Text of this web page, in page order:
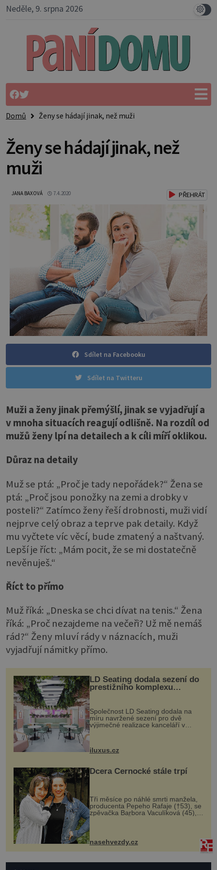
Neděle, 9. srpna 2026
Domů Ženy se hádají jinak, než muži
Ženy se hádají jinak, než
muži
JANA BAXOVÁ 7.4.2020 PŘEHRÁT
Sdílet na Facebooku
Sdílet na Twitteru
Muži a ženy jinak přemýšlí, jinak se vyjadřují a
v mnoha situacích reagují odlišně. Na rozdíl od
mužů ženy lpí na detailech a k cíli míří oklikou.
Důraz na detaily
Muž se ptá: „Proč je tady nepořádek?“ Žena se
ptá: „Proč jsou ponožky na zemi a drobky v
posteli?“ Zatímco ženy řeší drobnosti, muži vidí
nejprve celý obraz a teprve pak detaily. Když
mu vyčtete víc věcí, bude zmatený a naštvaný.
Lepší je říct: „Mám pocit, že se mi dostatečně
nevěnuješ.“
Říct to přímo
Muž říká: „Dneska se chci dívat na tenis.“ Žena
říká: „Proč nezajdeme na večeři? Už mě nemáš
rád?“ Ženy mluví rády v náznacích, muži
vyjadřují námitky přímo.
LD Seating dodala sezení do
prestižního komplexu
MediaCityUK v Salfordu
Společnost LD Seating dodala na
míru navržené sezení pro dvě
výjimečné realizace kanceláří v
areálu MediaCityUK v anglickém
budov Media...
iluxus.cz
Dcera Černocké stále trpí
Tři měsíce po náhlé smrti manžela,
producenta Pepeho Rafaje (†53), se
zpěvačka Barbora Vaculíková (45),
dcera Petry Černocké (75), poprvé
ozvala veřejnosti. Na sociální síti
sdílela, že se snaží fung...
nasehvezdy.cz